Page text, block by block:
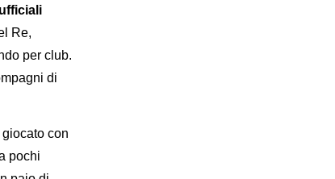
Re,
per club.
di
giocato con
pochi